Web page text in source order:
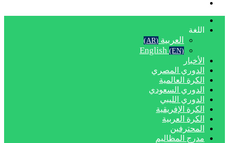
اللغة
العربية (AR)
English (EN)
الأخبار
الدوري المصري
الكرة العالمية
الدوري السعودي
الدوري الليبي
الكرة الإفريقية
الكرة العربية
المحترفين
مدرج المظاليم